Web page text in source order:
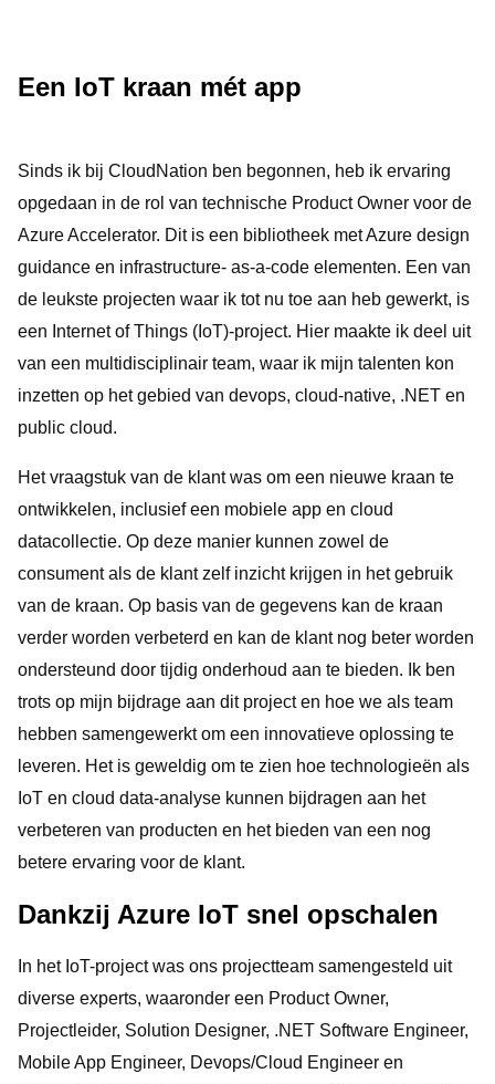
Een IoT kraan mét app
Sinds ik bij CloudNation ben begonnen, heb ik ervaring
opgedaan in de rol van technische Product Owner voor de
Azure Accelerator. Dit is een bibliotheek met Azure design
guidance en infrastructure- as-a-code elementen. Een van
de leukste projecten waar ik tot nu toe aan heb gewerkt, is
een Internet of Things (IoT)-project. Hier maakte ik deel uit
van een multidisciplinair team, waar ik mijn talenten kon
inzetten op het gebied van devops, cloud-native, .NET en
public cloud.
Het vraagstuk van de klant was om een nieuwe kraan te
ontwikkelen, inclusief een mobiele app en cloud
datacollectie. Op deze manier kunnen zowel de
consument als de klant zelf inzicht krijgen in het gebruik
van de kraan. Op basis van de gegevens kan de kraan
verder worden verbeterd en kan de klant nog beter worden
ondersteund door tijdig onderhoud aan te bieden. Ik ben
trots op mijn bijdrage aan dit project en hoe we als team
hebben samengewerkt om een innovatieve oplossing te
leveren. Het is geweldig om te zien hoe technologieën als
IoT en cloud data-analyse kunnen bijdragen aan het
verbeteren van producten en het bieden van een nog
betere ervaring voor de klant.
Dankzij Azure IoT snel opschalen
In het IoT-project was ons projectteam samengesteld uit
diverse experts, waaronder een Product Owner,
Projectleider, Solution Designer, .NET Software Engineer,
Mobile App Engineer, Devops/Cloud Engineer en